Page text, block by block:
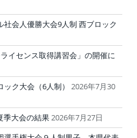
社会人優勝大会9人制 西ブロック
イセンス取得講習会」の開催に
ク大会（6人制）
2026年7月30
季大会の結果2026年7月27日